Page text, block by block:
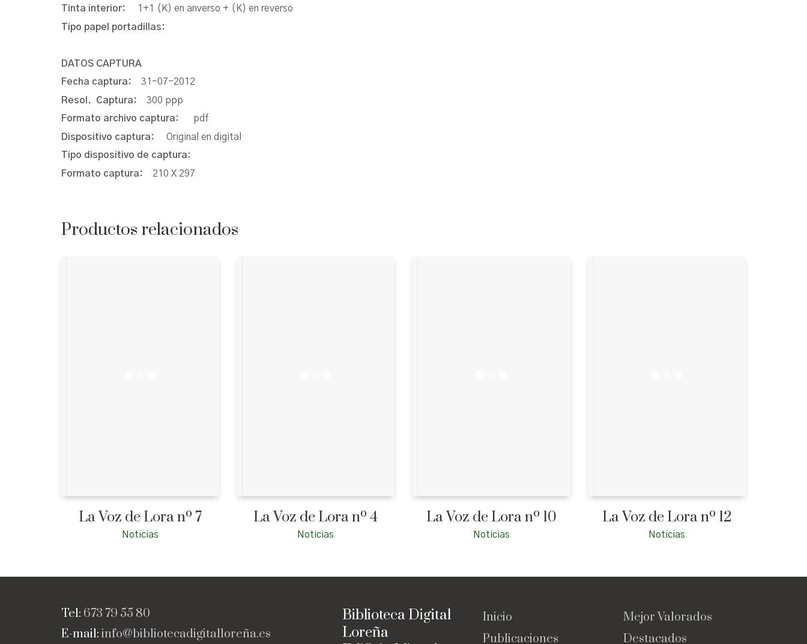
Tinta interior:
1+1 (K) en anverso + (K) en reverso
Tipo papel portadillas:
DATOS CAPTURA
Fecha captura: 31-07-2012
Resol. Captura: 300 ppp
Formato archivo captura: pdf
Dispositivo captura: Original en digital
Tipo dispositivo de captura:
Formato captura: 210 X 297
Productos relacionados
La Voz de Lora nº 7
Noticias
La Voz de Lora nº 4
Noticias
La Voz de Lora nº 10
Noticias
La Voz de Lora nº 12
Noticias
Tel: 673 79 55 80
E-mail: info@bibliotecadigitalloreña.es
Biblioteca Digital
Loreña
Inicio
Publicaciones
Mejor Valorados
Destacados